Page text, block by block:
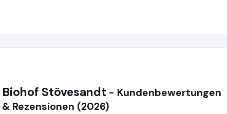
Biohof Stövesandt - Kundenbewertungen
& Rezensionen (2026)